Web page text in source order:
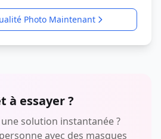
Photo Maintenant
à essayer ?
solution instantanée ?
avec des masques